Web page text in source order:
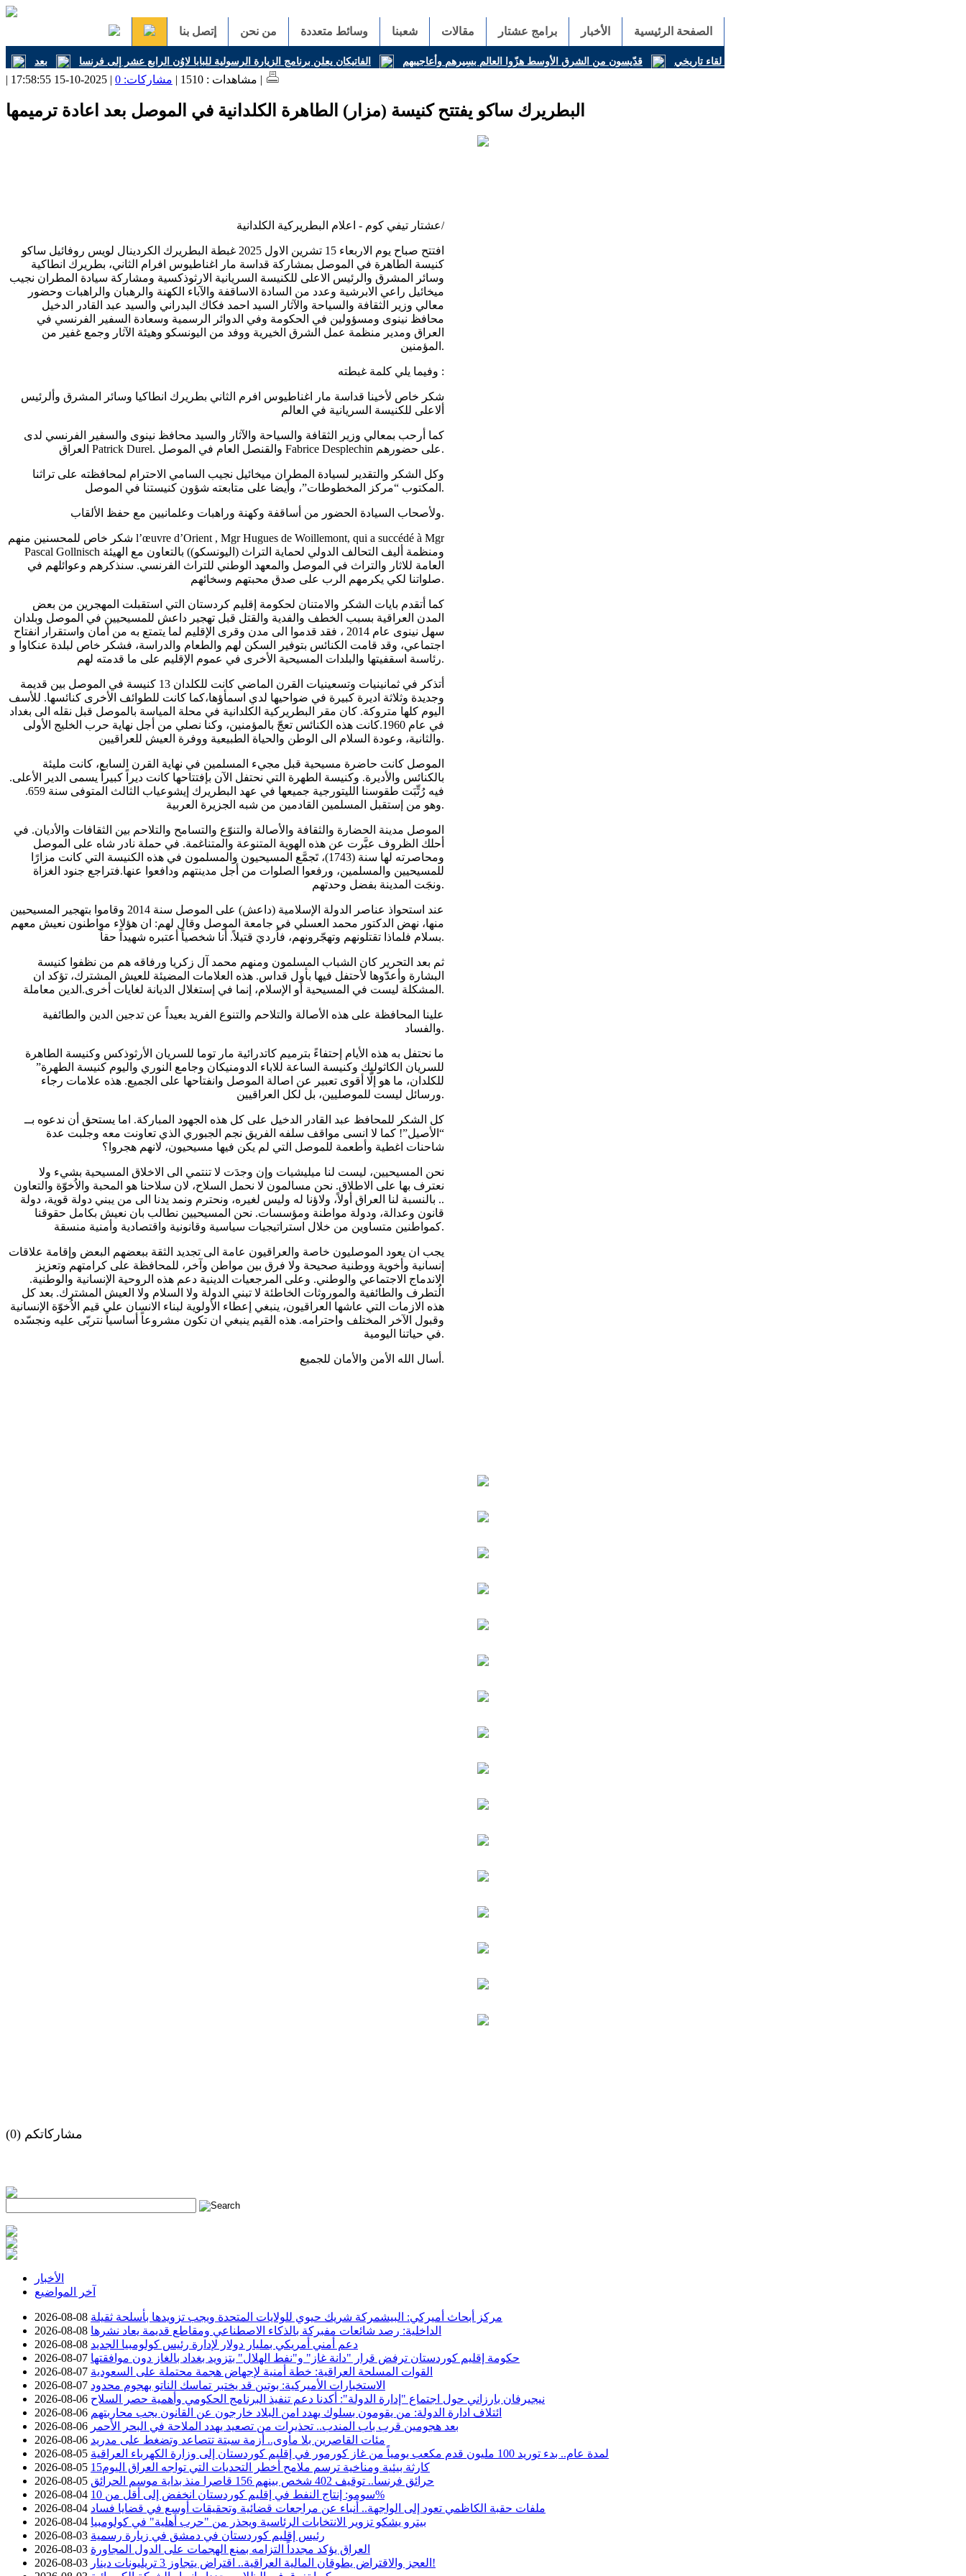
الصفحة الرئيسية الأخبار برامج عشتار مقالات شعبنا وسائط متعددة من نحن إتصل بنا
المسيحيون والكونفوشيوسيون يوقّعون إعلانًا مشتركًا في لقاء تاريخي قدّيسون من الشرق الأوسط هزّوا العالم بسِيرهم وأعاجيبهم الفاتيكان يعلن برنامج الزيارة الرسولية للبابا لاوُن الرابع عشر إلى فرنسا
| مشاهدات : 1510 | مشاركات: 0 | 2025-10-15 17:58:55 |
البطريرك ساكو يفتتح كنيسة (مزار) الطاهرة الكلدانية في الموصل بعد اعادة ترميمها
عشتار تيفي كوم - اعلام البطريركية الكلدانية/
افتتح صباح يوم الاربعاء 15 تشرين الاول 2025 غبطة البطريرك الكردينال لويس روفائيل ساكو
كنيسة الطاهرة في الموصل بمشاركة قداسة مار اغناطيوس افرام الثاني، بطريرك انطاكية
وسائر المشرق والرئيس الاعلى للكنيسة السريانية الارثوذكسية ومشاركة سيادة المطران نجيب
ميخائيل راعي الابرشية وعدد من السادة الاساقفة والآباء الكهنة والرهبان والراهبات وحضور
معالي وزير الثقافة والسياحة والآثار السيد احمد فكاك البدراني والسيد عبد القادر الدخيل
محافظ نينوى ومسؤولين في الحكومة وفي الدوائر الرسمية وسعادة السفير الفرنسي في
العراق ومدير منظمة عمل الشرق الخيرية ووفد من اليونسكو وهيئة الآثار وجمع غفير من
المؤمنين.
وفيما يلي كلمة غبطته :
شكر خاص لأخينا قداسة مار اغناطيوس افرم الثاني بطريرك انطاكيا وسائر المشرق وألرئيس
ألاعلى للكنيسة السريانية في العالم
كما أرحب بمعالي وزير الثقافة والسياحة والآثار والسيد محافظ نينوى والسفير الفرنسي لدى
العراق Patrick Durel. والقنصل العام في الموصل Fabrice Desplechin على حضورهم.
وكل الشكر والتقدير لسيادة المطران ميخائيل نجيب السامي الاحترام لمحافظته على تراثنا
المكتوب “مركز المخطوطات”، وأيضا على متابعته شؤون كنيستنا في الموصل.
ولأصحاب السيادة الحضور من أساقفة وكهنة وراهبات وعلمانيين مع حفظ الألقاب.
شكر خاص للمحسنين منهم l’œuvre d’Orient , Mgr Hugues de Woillemont, qui a succédé à Mgr
Pascal Gollnisch ومنظمة أليف التحالف الدولي لحماية التراث (اليونسكو)) بالتعاون مع الهيئة
العامة للاثار والتراث في الموصل والمعهد الوطني للتراث الفرنسي. سنذكرهم وعوائلهم في
صلواتنا لكي يكرمهم الرب على صدق محبتهم وسخائهم.
كما أتقدم بايات الشكر والامتنان لحكومة إقليم كردستان التي استقبلت المهجرين من بعض
المدن العراقية بسبب الخطف والفدية والقتل قبل تهجير داعش للمسيحيين في الموصل وبلدان
سهل نينوى عام 2014 ، فقد قدموا الى مدن وقرى الإقليم لما يتمتع به من أمان واستقرار انفتاح
اجتماعي، وقد قامت الكنائس بتوفير السكن لهم والطعام والدراسة، فشكر خاص لبلدة عنكاوا و
رئاسىة اسقفيتها والبلدات المسيحية الأخرى في عموم الإقليم على ما قدمته لهم.
أتذكر في ثمانينيات وتسعينيات القرن الماضي كانت للكلدان 13 كنيسة في الموصل بين قديمة
وجديدة وثلاثة اديرة كبيرة في ضواحيها لدي اسمأؤها،كما كانت للطوائف الأخرى كنائسها. للأسف
اليوم كلها متروكة. كان مقر البطريركية الكلدانية في محلة المياسة بالموصل قبل نقله الى بغداد
في عام 1960.كانت هذه الكنائس تعجّ بالمؤمنين، وكنا نصلي من أجل نهاية حرب الخليج الأولى
والثانية، وعودة السلام الى الوطن والحياة الطبيعية ووفرة العيش للعراقيين.
الموصل كانت حاضرة مسيحية قبل مجيء المسلمين في نهاية القرن السابع، كانت مليئة
بالكنائس والأديرة. وكنيسة الطهرة التي نحتفل الآن بإفتتاحها كانت ديراً كبيراً يسمى الدير الأعلى.
فيه رُتِّبَت طقوسنا الليتورجية جميعها في عهد البطريرك إيشوعياب الثالث المتوفى سنة 659.
وهو من إستقبل المسلمين القادمين من شبه الجزيرة العربية.
الموصل مدينة الحضارة والثقافة والأصالة والتنوّع والتسامح والتلاحم بين الثقافات والأديان. في
أحلك الظروف عبَّرت عن هذه الهوية المتنوعة والمتناغمة. في حملة نادر شاه على الموصل
ومحاصرته لها سنة (1743)، تَجمَّع المسيحيون والمسلمون في هذه الكنيسة التي كانت مزارًا
للمسيحيين والمسلمين، ورفعوا الصلوات من أجل مدينتهم ودافعوا عنها.فتراجع جنود الغزاة
ونجَت المدينة بفضل وحدتهم.
عند استحواذ عناصر الدولة الإسلامية (داعش) على الموصل سنة 2014 وقاموا بتهجير المسيحيين
منها، نهض الدكتور محمد العسلي في جامعة الموصل وقال لهم: ان هؤلاء مواطنون نعيش معهم
بسلام فلماذا تقتلونهم وتهجّرونهم، فاُرديَ قتيلاً. أنا شخصياً أعتبره شهيداً حقاً.
ثم بعد التحرير كان الشباب المسلمون ومنهم محمد آل زكريا ورفاقه هم من نظفوا كنيسة
البشارة وأعدّوها لأحتفل فيها بأول قداس. هذه العلامات المضيئة للعيش المشترك، تؤكد ان
المشكلة ليست في المسيحية أو الإسلام، إنما في إستغلال الديانة لغايات أخرى.الدين معاملة.
علينا المحافظة على هذه الأصالة والتلاحم والتنوع الفريد بعيداً عن تدجين الدين والطائفية
والفساد.
ما نحتفل به هذه الأيام إحتفاءً بترميم كاتدرائية مار توما للسريان الأرثوذكس وكنيسة الطاهرة
للسريان الكاثوليك وكنيسة الساعة للاباء الدومنيكان وجامع النوري واليوم كنيسة الطهرة”
للكلدان، ما هو إلّا أقوى تعبير عن اصالة الموصل وانفتاحها على الجميع. هذه علامات رجاء
ورسائل ليست للموصليين، بل لكل العراقيين.
كل الشكر للمحافظ عبد القادر الدخيل على كل هذه الجهود المباركة. اما يستحق أن ندعوه بــ
“الأصيل”! كما لا انسى مواقف سلفه الفريق نجم الجبوري الذي تعاونت معه وجلبت عدة
شاحنات اغطية وأطعمة للموصل التي لم يكن فيها مسيحيون، لانهم هجروا؟
نحن المسيحيين، ليست لنا ميليشيات وإن وجدَت لا تنتمي الى الاخلاق المسيحية بشيء ولا
نعترف بها على الاطلاق. نحن مسالمون لا نحمل السلاح، لان سلاحنا هو المحبة والاُخوّة والتعاون
.. بالنسبة لنا العراق أولاً، ولاؤنا له وليس لغيره، ونحترم ونمد يدنا الى من يبني دولة قوية، دولة
قانون وعدالة، ودولة مواطنة ومؤسسات. نحن المسيحيين نطالب بان نعيش بكامل حقوقنا
كمواطنين متساوين من خلال استراتيجيات سياسية وقانونية واقتصادية وأمنية منسقة.
يجب ان يعود الموصليون خاصة والعراقيون عامة الى تجديد الثقة ببعضهم البعض وإقامة علاقات
إنسانية وأخوية ووطنية صحيحة ولا فرق بين مواطن وآخر، للمحافظة على كرامتهم وتعزيز
الاندماج الاجتماعي والوطني. وعلى المرجعيات الدينية دعم هذه الروحية الإنسانية والوطنية.
الُتطرف والطائفية والموروثات الخاطئة لا تبني الدولة ولا السلام ولا العيش المشترك. بعد كل
هذه الازمات التي عاشها العراقيون، ينبغي إعطاء الأولوية لبناء الانسان على قيم الاُخوّة الإنسانية
وقبول الآخر المختلف واحترامه. هذه القيم ينبغي ان تكون مشروعاً أساسياً نتربّى عليه ونجسّده
في حياتنا اليومية.
أسال الله الأمن والأمان للجميع.
مشاركاتكم (0)
h
الأخبار
آخر المواضيع
2026-08-08 مركز أبحاث أميركي: البيشمركة شريك حيوي للولايات المتحدة ويجب تزويدها بأسلحة ثقيلة
2026-08-08 الداخلية: رصد شائعات مفبركة بالذكاء الاصطناعي ومقاطع قديمة يعاد نشرها
2026-08-08 دعم أمني أمريكي بمليار دولار لإدارة رئيس كولومبيا الجديد
2026-08-07 حكومة إقليم كوردستان ترفض قرار "دانة غاز" و"نفط الهلال" بتزويد بغداد بالغاز دون موافقتها
2026-08-07 القوات المسلحة العراقية: خطة أمنية لإجهاض هجمة محتملة على السعودية
2026-08-07 الاستخبارات الأميركية: بوتين قد يختبر تماسك الناتو بهجوم محدود
2026-08-06 نيجيرفان بارزاني حول اجتماع "إدارة الدولة": أكدنا دعم تنفيذ البرنامج الحكومي وأهمية حصر السلاح
2026-08-06 ائتلاف ادارة الدولة: من يقومون بسلوك يهدد امن البلاد خارجون عن القانون يجب محاربتهم
2026-08-06 بعد هجومين قرب باب المندب.. تحذيرات من تصعيد يهدد الملاحة في البحر الأحمر
2026-08-06 مئات القاصرين بلا مأوى.. أزمة سبتة تتصاعد وتضغط على مدريد
2026-08-05
لمدة عام.. بدء توريد 100 مليون قدم مكعب يومياً من غاز كورمور في إقليم كوردستان إلى وزارة الكهرباء العراقية
2026-08-05
15كارثة بيئية ومناخية ترسم ملامح أخطر التحديات التي تواجه العراق اليوم
2026-08-05
حرائق فرنسا.. توقيف 402 شخص بينهم 156 قاصرا منذ بداية موسم الحرائق
2026-08-04
سومو: إنتاج النفط في إقليم كوردستان انخفض إلى أقل من 10%
2026-08-04 ملفات حقبة الكاظمي تعود إلى الواجهة.. أنباء عن مراجعات قضائية وتحقيقات أوسع في قضايا فساد
2026-08-04 بيترو يشكو تزوير الانتخابات الرئاسية ويحذر من "حرب أهلية" في كولومبيا
2026-08-03 رئيس إقليم كوردستان في دمشق في زيارة رسمية
2026-08-03 العراق يؤكد مجدداً التزامه بمنع الهجمات على الدول المجاورة
2026-08-03
العجز والاقتراض يطوقان المالية العراقية.. اقتراض يتجاوز 3 تريليونات دينار!